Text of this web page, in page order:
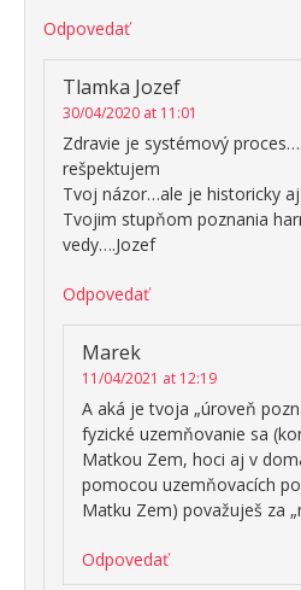
Odpovedať
Tlamka Jozef
30/04/2020 at 11:01
Zdravie je systémový
rešpektujem
Tvoj názor…ale je historicky
Tvojim stupňom poznania
vedy….Jozef
Odpovedať
Marek
11/04/2021 at 12:19
A aká je tvoja „úroveň
fyzické uzemňovanie sa
Matkou Zem, hoci aj v
pomocou uzemňovacích
Matku Zem) považuješ za
Odpovedať